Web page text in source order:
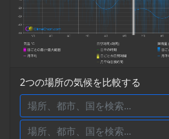
2つの場所の気候を比較する